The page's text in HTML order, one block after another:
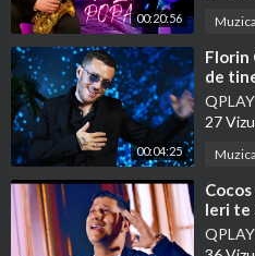
00:20:56 Muzica
00:04:25
⁣Florin
de
QPLAY
27
Muzica
Ieri te
)2023
QPLAY